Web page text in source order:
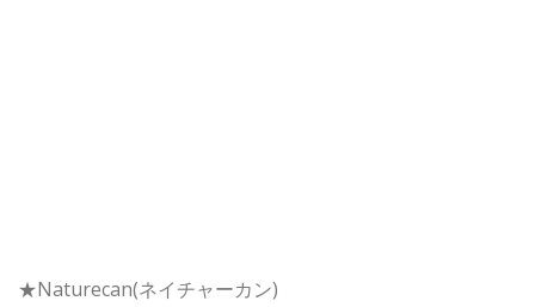
★Naturecan(ネイチャーカン)